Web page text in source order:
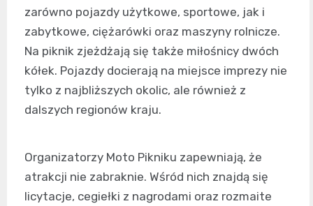
zarówno pojazdy użytkowe, sportowe, jak i
zabytkowe, ciężarówki oraz maszyny rolnicze.
Na piknik zjeżdżają się także miłośnicy dwóch
kółek. Pojazdy docierają na miejsce imprezy nie
tylko z najbliższych okolic, ale również z
dalszych regionów kraju.
Organizatorzy Moto Pikniku zapewniają, że
atrakcji nie zabraknie. Wśród nich znajdą się
licytacje, cegiełki z nagrodami oraz rozmaite